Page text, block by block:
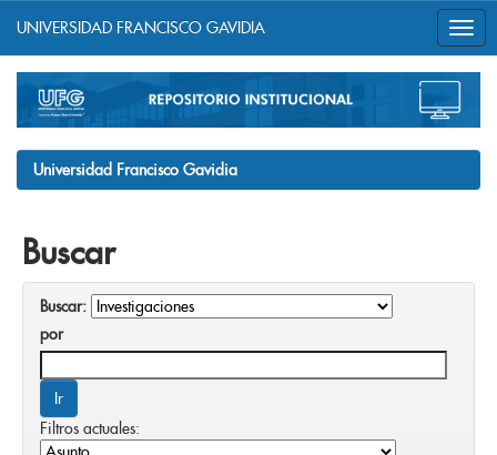
navigation
UNIVERSIDAD FRANCISCO GAVIDIA
Universidad Francisco Gavidia
Buscar
Buscar:
por
Filtros actuales: